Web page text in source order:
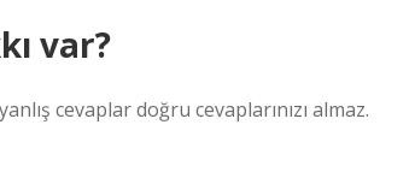
var?
cevaplar doğru cevaplarınızı almaz.